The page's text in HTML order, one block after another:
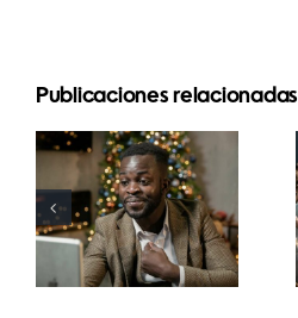
Publicaciones relacionadas
Cómo
ocultar
seguidores
en LinkedIn
para
preservar la